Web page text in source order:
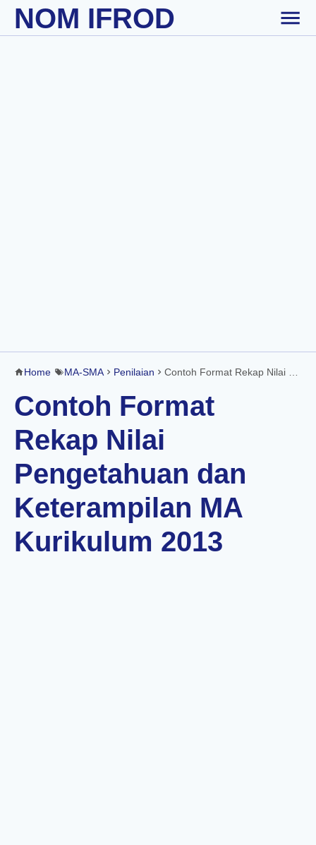
Skip to main content
NOM IFROD
Home MA-SMA Penilaian Contoh Format Rekap Nilai Pengetahuan dan Keterampilan MA Kurikulum 2013
Contoh Format
Rekap Nilai
Pengetahuan dan
Keterampilan MA
Kurikulum 2013